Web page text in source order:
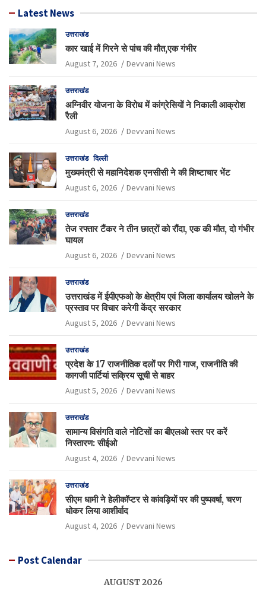
Latest News
उत्तराखंड
कार खाई में गिरने से पांच की मौत,एक गंभीर
August 7, 2026 Devvani News
उत्तराखंड
अग्निवीर योजना के विरोध में कांग्रेसियों ने निकाली आक्रोश
रैली
August 6, 2026 Devvani News
उत्तराखंड दिल्ली
मुख्यमंत्री से महानिदेशक एनसीसी ने की शिष्टाचार भेंट
August 6, 2026 Devvani News
उत्तराखंड
तेज रफ्तार टैंकर ने तीन छात्रों को रौंदा, एक की मौत, दो गंभीर
घायल
August 6, 2026 Devvani News
उत्तराखंड
उत्तराखंड में ईपीएफओ के क्षेत्रीय एवं जिला कार्यालय खोलने के
प्रस्ताव पर विचार करेगी केंद्र सरकार
August 5, 2026 Devvani News
उत्तराखंड
प्रदेश के 17 राजनीतिक दलों पर गिरी गाज, राजनीति की
कागजी पार्टियां सक्रिय सूची से बाहर
August 5, 2026 Devvani News
उत्तराखंड
सामान्य विसंगति वाले नोटिसों का बीएलओ स्तर पर करें
निस्तारण: सीईओ
August 4, 2026 Devvani News
उत्तराखंड
सीएम धामी ने हेलीकॉप्टर से कांवड़ियों पर की पुष्पवर्षा, चरण
धोकर लिया आशीर्वाद
August 4, 2026 Devvani News
Post Calendar
AUGUST 2026